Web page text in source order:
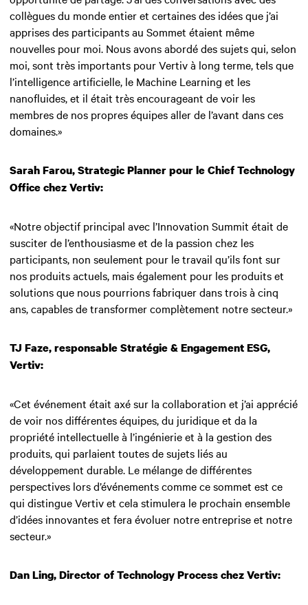
collègues du monde entier et certaines des idées que j’ai
apprises des participants au Sommet étaient même
nouvelles pour moi. Nous avons abordé des sujets qui, selon
moi, sont très importants pour Vertiv à long terme, tels que
l’intelligence artificielle, le Machine Learning et les
nanofluides, et il était très encourageant de voir les
membres de nos propres équipes aller de l’avant dans ces
domaines.»
Sarah Farou, Strategic Planner pour le Chief Technology
Office chez Vertiv:
«Notre objectif principal avec l’Innovation Summit était de
susciter de l’enthousiasme et de la passion chez les
participants, non seulement pour le travail qu’ils font sur
nos produits actuels, mais également pour les produits et
solutions que nous pourrions fabriquer dans trois à cinq
ans, capables de transformer complètement notre secteur.»
TJ Faze, responsable Stratégie & Engagement ESG,
Vertiv:
«Cet événement était axé sur la collaboration et j’ai apprécié
de voir nos différentes équipes, du juridique et da la
propriété intellectuelle à l’ingénierie et à la gestion des
produits, qui parlaient toutes de sujets liés au
développement durable. Le mélange de différentes
perspectives lors d’événements comme ce sommet est ce
qui distingue Vertiv et cela stimulera le prochain ensemble
d’idées innovantes et fera évoluer notre entreprise et notre
secteur.»
Dan Ling, Director of Technology Process chez Vertiv: